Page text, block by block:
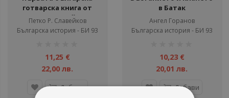
готварска книга от
Петко Славейков
Петко Р. Славейков
Българска история - БИ 93
11,25 €
22,00 лв.
Добави
в Батак
Ангел Горанов
Българска история - БИ 93
10,23 €
20,01 лв.
Добави